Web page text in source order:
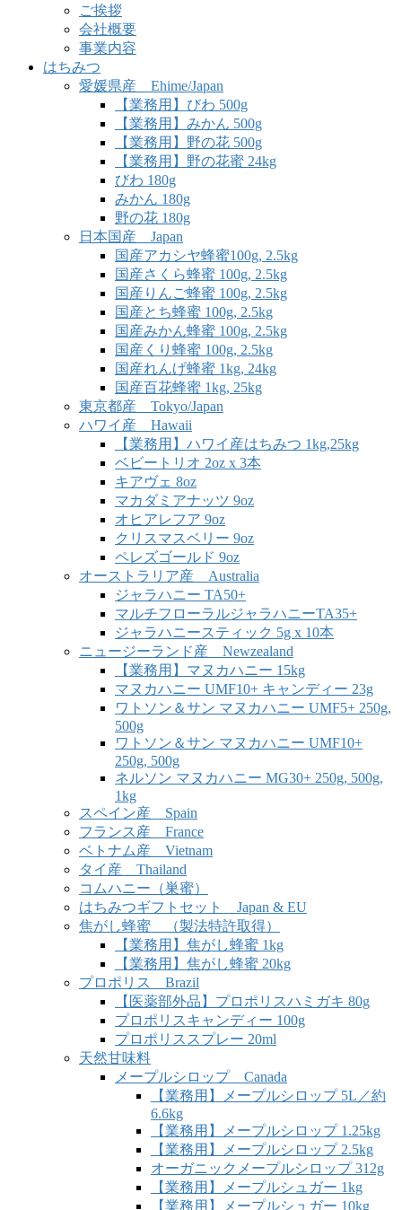
ご挨拶
会社概要
事業内容
はちみつ
愛媛県産 Ehime/Japan
【業務用】びわ 500g
【業務用】みかん 500g
【業務用】野の花 500g
【業務用】野の花蜜 24kg
びわ 180g
みかん 180g
野の花 180g
日本国産 Japan
国産アカシヤ蜂蜜100g, 2.5kg
国産さくら蜂蜜 100g, 2.5kg
国産りんご蜂蜜 100g, 2.5kg
国産とち蜂蜜 100g, 2.5kg
国産みかん蜂蜜 100g, 2.5kg
国産くり蜂蜜 100g, 2.5kg
国産れんげ蜂蜜 1kg, 24kg
国産百花蜂蜜 1kg, 25kg
東京都産 Tokyo/Japan
ハワイ産 Hawaii
【業務用】ハワイ産はちみつ 1kg,25kg
ベビートリオ 2oz x 3本
キアヴェ 8oz
マカダミアナッツ 9oz
オヒアレフア 9oz
クリスマスベリー 9oz
ペレズゴールド 9oz
オーストラリア産 Australia
ジャラハニー TA50+
マルチフローラルジャラハニーTA35+
ジャラハニースティック 5g x 10本
ニュージーランド産 Newzealand
【業務用】マヌカハニー 15kg
マヌカハニー UMF10+ キャンディー 23g
ワトソン＆サン マヌカハニー UMF5+ 250g,
500g
ワトソン＆サン マヌカハニー UMF10+
250g, 500g
ネルソン マヌカハニー MG30+ 250g, 500g,
1kg
スペイン産 Spain
フランス産 France
ベトナム産 Vietnam
タイ産 Thailand
コムハニー（巣蜜）
はちみつギフトセット Japan & EU
焦がし蜂蜜 （製法特許取得）
【業務用】焦がし蜂蜜 1kg
【業務用】焦がし蜂蜜 20kg
プロポリス Brazil
【医薬部外品】プロポリスハミガキ 80g
プロポリスキャンディー 100g
プロポリススプレー 20ml
天然甘味料
メープルシロップ Canada
【業務用】メープルシロップ 5L／約
6.6kg
【業務用】メープルシロップ 1.25kg
【業務用】メープルシロップ 2.5kg
オーガニックメープルシロップ 312g
【業務用】メープルシュガー 1kg
【業務用】メープルシュガー 10kg